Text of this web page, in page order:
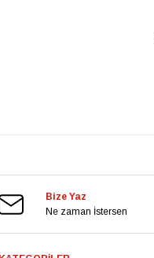
Bize Yaz
Ne zaman İstersen